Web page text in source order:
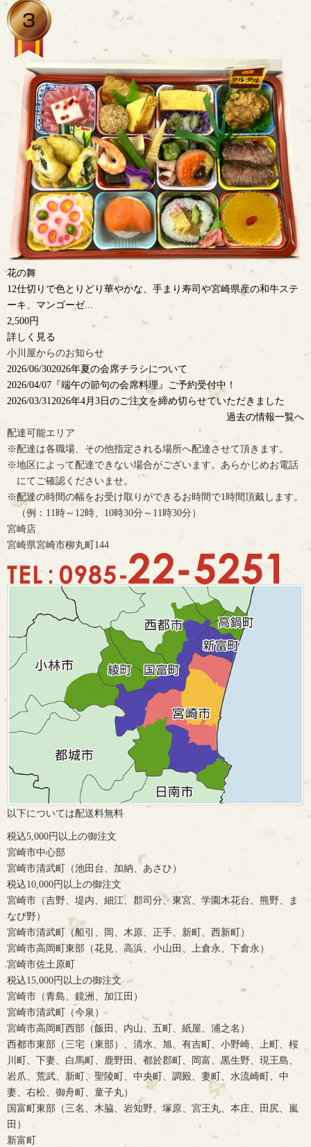
花の舞
12仕切りで色とりどり華やかな、手まり寿司や宮崎県産の和牛ステ
ーキ、マンゴーゼ...
2,500円
詳しく見る
小川屋からのお知らせ
2026/06/302026年夏の会席チラシについて
2026/04/07 『端午の節句の会席料理』ご予約受付中！
2026/03/31 2026年4月3日のご注文を締め切らせていただきました
過去の情報一覧へ
配達可能エリア
※配達は各職場、その他指定される場所へ配達させて頂きます。
※地区によって配達できない場合がございます。あらかじめお電話
にてご確認くださいませ。
※配達の時間の幅をお受け取りができるお時間で1時間頂戴します。
（例：11時～12時、10時30分～11時30分）
宮崎店
宮崎県宮崎市柳丸町144
以下については配送料無料
税込5,000円以上の御注文
宮崎市中心部
宮崎市清武町（池田台、加納、あさひ）
税込10,000円以上の御注文
宮崎市（吉野、堤内、細江、郡司分、東宮、学園木花台、熊野、ま
なび野）
宮崎市清武町（船引、岡、木原、正手、新町、西新町）
宮崎市高岡町東部（花見、高浜、小山田、上倉永、下倉永）
宮崎市佐土原町
税込15,000円以上の御注文
宮崎市（青島、鏡洲、加江田）
宮崎市清武町（今泉）
宮崎市高岡町西部（飯田、内山、五町、紙屋、浦之名）
西都市東部（三宅（東部）、清水、旭、有吉町、小野崎、上町、桜
川町、下妻、白馬町、鹿野田、都於郡町、岡富、黒生野、現王島、
岩爪、荒武、新町、聖陵町、中央町、調殿、妻町、水流崎町、中
妻、右松、御舟町、童子丸）
国富町東部（三名、木脇、岩知野、塚原、宮王丸、本庄、田尻、嵐
田）
新富町